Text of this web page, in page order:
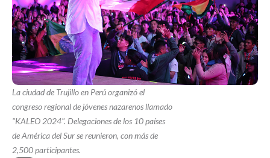
La ciudad de Trujillo en Perú organizó el
congreso regional de jóvenes nazarenos llamado
"KALEO 2024". Delegaciones de los 10 países
de América del Sur se reunieron, con más de
2,500 participantes.